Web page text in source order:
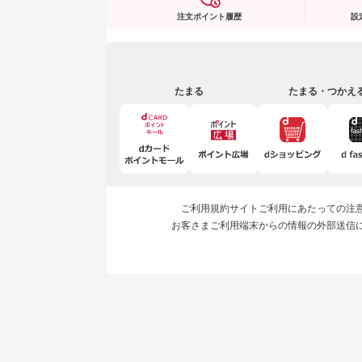
注文ポイント履歴 設
たまる たまる・つかえ
ご利用規約サイトご利用にあたっての注
お客さまご利用端末からの情報の外部送信